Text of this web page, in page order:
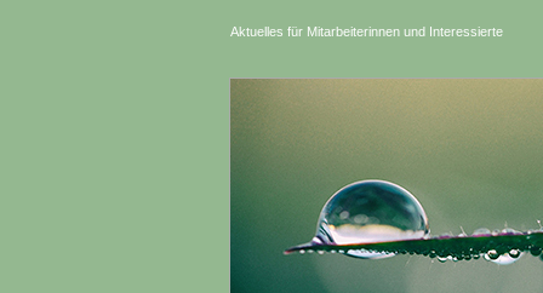
Aktuelles für Mitarbeiterinnen und Interessierte